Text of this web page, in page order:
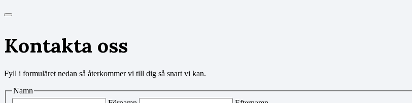
Kontakta oss
Fyll i formuläret nedan så återkommer vi till dig så snart vi kan.
Namn